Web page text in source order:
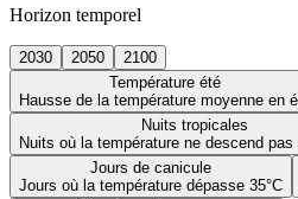
Horizon temporel
2030 2050
2100
Température été
Hausse de la température moyenne en
Nuits tropicales
Nuits où la température ne descend pas
Jours de canicule
Jours où la température dépasse 35°C